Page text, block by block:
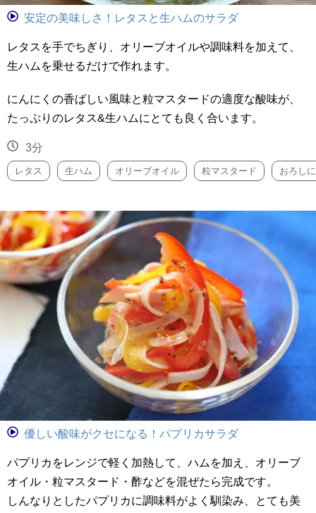
安定の美味しさ！レタスと生ハムのサラダ
レタスを手でちぎり、オリーブオイルや調味料を加えて、
生ハムを乗せるだけで作れます。
にんにくの香ばしい風味と粒マスタードの適度な酸味が、
たっぷりのレタス&生ハムにとても良く合います。
3分
レタス 生ハム オリーブオイル 粒マスタード おろし
優しい酸味がクセになる！パプリカサラダ
パプリカをレンジで軽く加熱して、ハムを加え、オリーブ
オイル・粒マスタード・酢などを混ぜたら完成です。
しんなりとしたパプリカに調味料がよく馴染み、とても美